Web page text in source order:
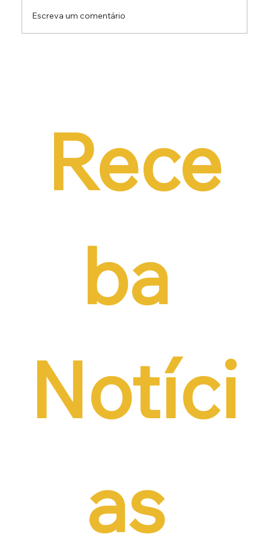
Escreva um comentário
Rece
ba
Notíci
as